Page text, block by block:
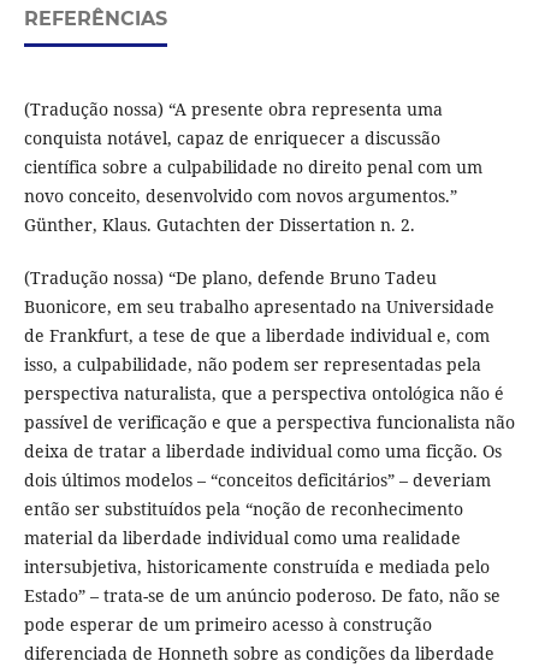
REFERÊNCIAS
(Tradução nossa) “A presente obra representa uma
conquista notável, capaz de enriquecer a discussão
científica sobre a culpabilidade no direito penal com um
novo conceito, desenvolvido com novos argumentos.”
Günther, Klaus. Gutachten der Dissertation n. 2.
(Tradução nossa) “De plano, defende Bruno Tadeu
Buonicore, em seu trabalho apresentado na Universidade
de Frankfurt, a tese de que a liberdade individual e, com
isso, a culpabilidade, não podem ser representadas pela
perspectiva naturalista, que a perspectiva ontológica não é
passível de verificação e que a perspectiva funcionalista não
deixa de tratar a liberdade individual como uma ficção. Os
dois últimos modelos – “conceitos deficitários” – deveriam
então ser substituídos pela “noção de reconhecimento
material da liberdade individual como uma realidade
intersubjetiva, historicamente construída e mediada pelo
Estado” – trata-se de um anúncio poderoso. De fato, não se
pode esperar de um primeiro acesso à construção
diferenciada de Honneth sobre as condições da liberdade